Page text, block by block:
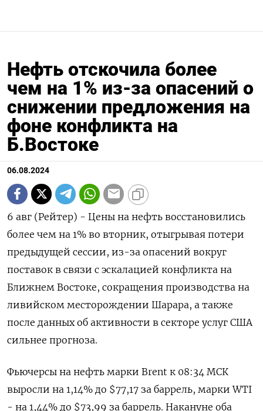
Нефть отскочила более
чем на 1% из-за опасений о
снижении предложения на
фоне конфликта на
Б.Востоке
06.08.2024
6 авг (Рейтер) - Цены на нефть восстановились
более чем на 1% во вторник, отыгрывая потери
предыдущей сессии, из-за опасений вокруг
поставок в связи с эскалацией конфликта на
Ближнем Востоке, сокращения производства на
ливийском месторождении Шарара, а также
после данных об активности в секторе услуг США
сильнее прогноза.
Фьючерсы на нефть марки Brent к 08:34 МСК
выросли на 1,14% до $77,17 за баррель, марки WTI
- на 1,44% до $73,99 за баррель. Накануне оба